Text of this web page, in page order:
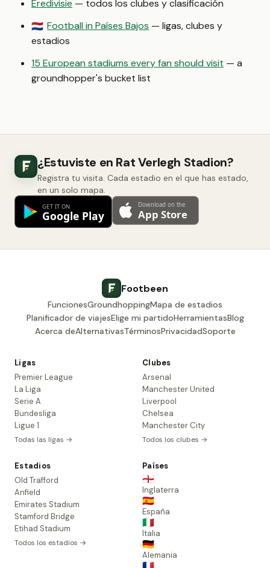
Eredivisie — todos los clubes y clasificación
🇳🇱 Football in Países Bajos — ligas, clubes y
estadios
15 European stadiums every fan should visit — a
groundhopper's bucket list
¿Estuviste en Rat Verlegh Stadion?
Registra tu visita. Cada estadio en el que has estado,
en un solo mapa.
Footbeen
FuncionesGroundhoppingMapa de estadios
Planificador de viajesElige mi partidoHerramientasBlog
Acerca deAlternativasTérminosPrivacidadSoporte
Ligas
Premier League
La Liga
Serie A
Bundesliga
Ligue 1
Todas las ligas →
Clubes
Arsenal
Manchester United
Liverpool
Chelsea
Manchester City
Todos los clubes →
Estadios
Old Trafford
Anfield
Emirates Stadium
Stamford Bridge
Etihad Stadium
Todos los estadios →
Países
🏴󠁧󠁢󠁥󠁮󠁧󠁿
Inglaterra
🇪🇸
España
🇮🇹
Italia
🇩🇪
Alemania